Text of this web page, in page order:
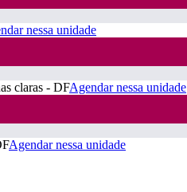
nessa unidade
claras - DFAgendar nessa unidade
Agendar nessa unidade